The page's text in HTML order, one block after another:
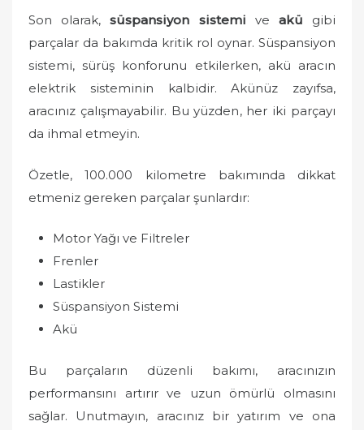
Son olarak,süspansiyon sistemi ve akü gibi
parçalar da bakımda kritik rol oynar. Süspansiyon
sistemi, sürüş konforunu etkilerken, akü aracın
elektrik sisteminin kalbidir. Akünüz zayıfsa,
aracınız çalışmayabilir. Bu yüzden, her iki parçayı
da ihmal etmeyin.
Özetle, 100.000 kilometre bakımında dikkat
etmeniz gereken parçalar şunlardır:
Motor Yağı ve Filtreler
Frenler
Lastikler
Süspansiyon Sistemi
Akü
Bu parçaların düzenli bakımı, aracınızın
performansını artırır ve uzun ömürlü olmasını
sağlar. Unutmayın, aracınız bir yatırım ve ona